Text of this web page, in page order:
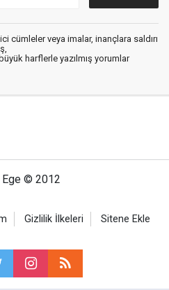
cümleler veya imalar, inançlara saldırı
harflerle yazılmış yorumlar
Ege © 2012
Gizlilik İlkeleri Sitene Ekle